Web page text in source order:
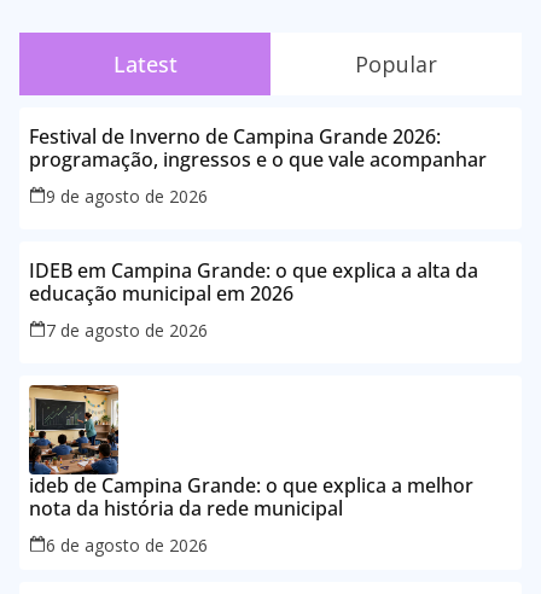
Latest Popular
Festival de Inverno de Campina Grande 2026:
programação, ingressos e o que vale acompanhar
9 de agosto de 2026
IDEB em Campina Grande: o que explica a alta da
educação municipal em 2026
7 de agosto de 2026
ideb de Campina Grande: o que explica a melhor
nota da história da rede municipal
6 de agosto de 2026